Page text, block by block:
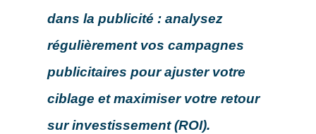
dans la publicité :analysez
régulièrement vos campagnes
publicitaires pour ajuster votre
ciblage et maximiser votre retour
sur investissement (ROI).